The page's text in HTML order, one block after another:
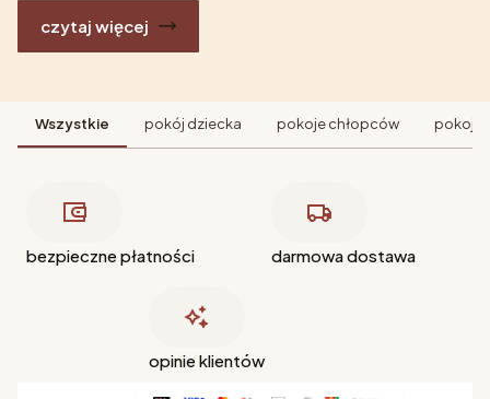
czytaj więcej
Wszystkie pokój dziecka pokoje chłopców pokoje
bezpieczne płatności darmowa dostawa
opinie klientów